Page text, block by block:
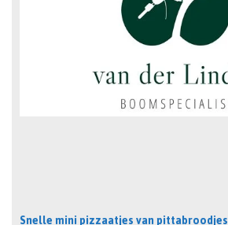
Snelle mini pizzaatjes van pittabroodjes